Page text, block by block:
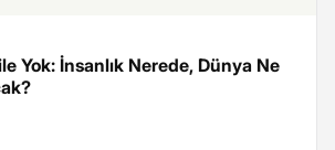
Yok: İnsanlık Nerede, Dünya Ne